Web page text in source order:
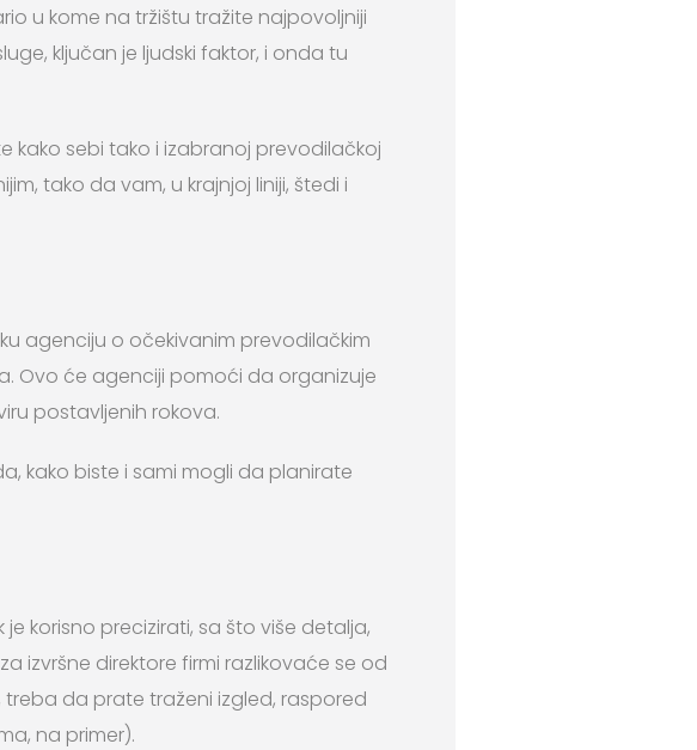
u kome na tržištu tražite najpovoljniji
ključan je ljudski faktor, i onda tu
kako sebi tako i izabranoj prevodilačkoj
tako da vam, u krajnjoj liniji, štedi i
agenciju o očekivanim prevodilačkim
Ovo će agenciji pomoći da organizuje
postavljenih rokova.
kako biste i sami mogli da planirate
korisno precizirati, sa što više detalja,
izvršne direktore firmi razlikovaće se od
treba da prate traženi izgled, raspored
na primer).